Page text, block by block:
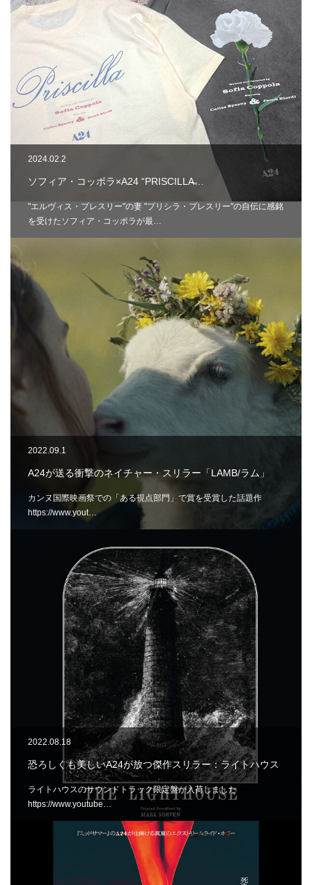
2024.02.2
ソフィア・コッポラ×A24 “PRISCILLA̶…
"エルヴィス・プレスリー"の妻 "プリシラ・プレスリー"の自伝に感銘
を受けたソフィア・コッポラが最…
2022.09.1
A24が送る衝撃のネイチャー・スリラー「LAMB/ラム」
カンヌ国際映画祭での「ある視点部門」で賞を受賞した話題作
https://www.yout…
2022.08.18
恐ろしくも美しいA24が放つ傑作スリラー：ライトハウス
ライトハウスのサウンドトラック限定盤が入荷しました
https://www.youtube…